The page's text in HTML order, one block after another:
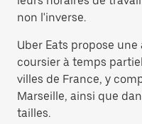
non l'inverse.
Uber Eats propose
coursier à temps
villes de France, y
Marseille, ainsi que
tailles.